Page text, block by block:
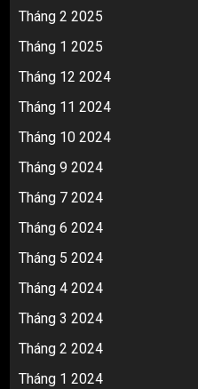
Tháng 2 2025
Tháng 1 2025
Tháng 12 2024
Tháng 11 2024
Tháng 10 2024
Tháng 9 2024
Tháng 7 2024
Tháng 6 2024
Tháng 5 2024
Tháng 4 2024
Tháng 3 2024
Tháng 2 2024
Tháng 1 2024